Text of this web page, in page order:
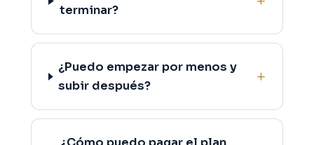
terminar?
¿Puedo empezar por menos y
subir después?